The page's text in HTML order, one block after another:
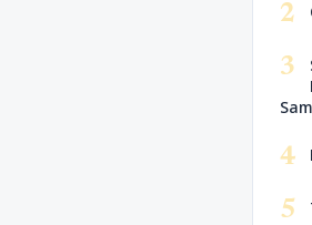
2
3
4
5